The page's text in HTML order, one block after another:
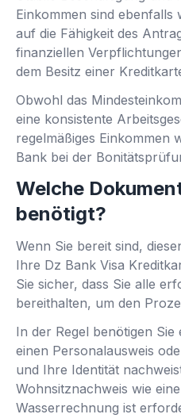
Einkommen sind ebenfalls
auf die Fähigkeit des
finanziellen
dem Besitz einer
Obwohl das
eine konsistente
regelmäßiges Einkommen
Bank bei der
Welche
benötigt?
Wenn Sie bereit sind,
Ihre Dz Bank Visa
Sie sicher, dass Sie alle
bereithalten, um den
In der Regel benötigen
einen Personalausweis
und Ihre Identität
Wohnsitznachweis wie
Wasserrechnung ist